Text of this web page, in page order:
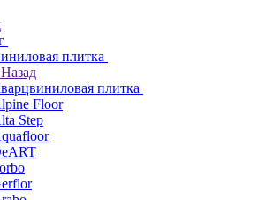
плитка
Назад
плитка
Floor
Step